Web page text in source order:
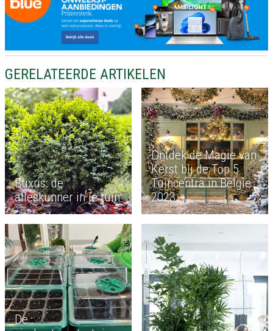
GERELATEERDE ARTIKELEN
Buxus: de
alleskunner in je tuin
Ontdek de Magie van
Kerst bij de Top 5
Tuincentra in België
2023
De